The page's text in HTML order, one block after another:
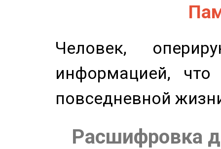
Человек,
информацией,
повседневной
Расшифровка